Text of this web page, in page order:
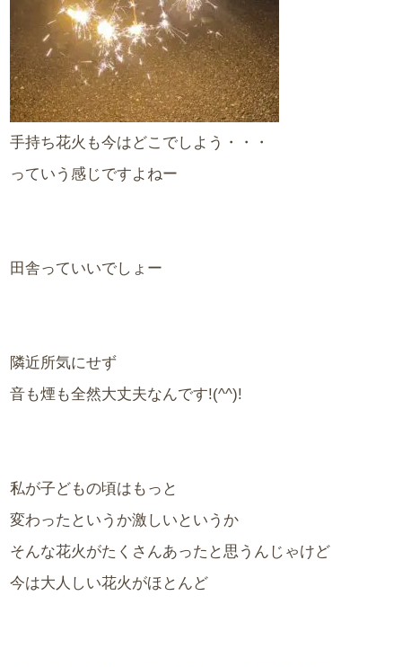
手持ち花火も今はどこでしよう・・・
っていう感じですよねー
田舎っていいでしょー
隣近所気にせず
音も煙も全然大丈夫なんです!(^^)!
私が子どもの頃はもっと
変わったというか激しいというか
そんな花火がたくさんあったと思うんじゃけど
今は大人しい花火がほとんど